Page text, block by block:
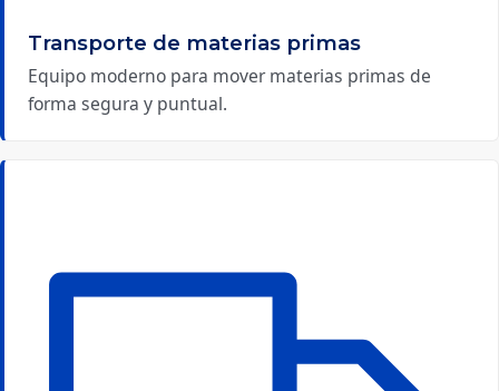
Transporte de materias primas
Equipo moderno para mover materias primas de
forma segura y puntual.